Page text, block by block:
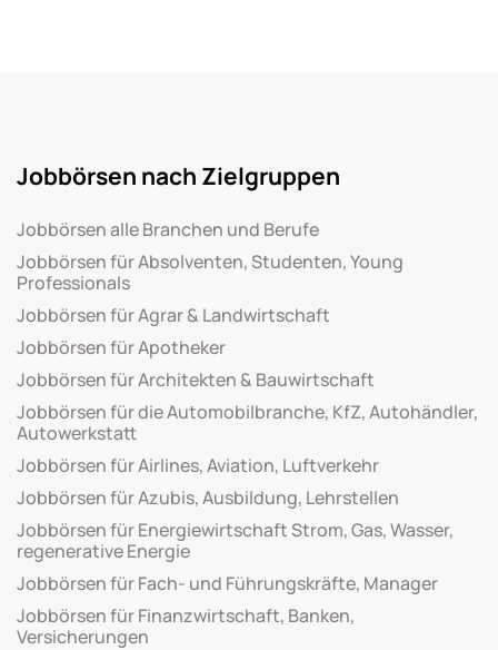
Jobbörsen nach Zielgruppen
Jobbörsen alle Branchen und Berufe
Jobbörsen für Absolventen, Studenten, Young
Professionals
Jobbörsen für Agrar & Landwirtschaft
Jobbörsen für Apotheker
Jobbörsen für Architekten & Bauwirtschaft
Jobbörsen für die Automobilbranche, KfZ, Autohändler,
Autowerkstatt
Jobbörsen für Airlines, Aviation, Luftverkehr
Jobbörsen für Azubis, Ausbildung, Lehrstellen
Jobbörsen für Energiewirtschaft Strom, Gas, Wasser,
regenerative Energie
Jobbörsen für Fach- und Führungskräfte, Manager
Jobbörsen für Finanzwirtschaft, Banken,
Versicherungen